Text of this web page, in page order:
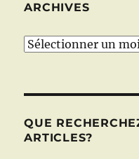
ARCHIVES
Archives
QUE
ARTICLES?